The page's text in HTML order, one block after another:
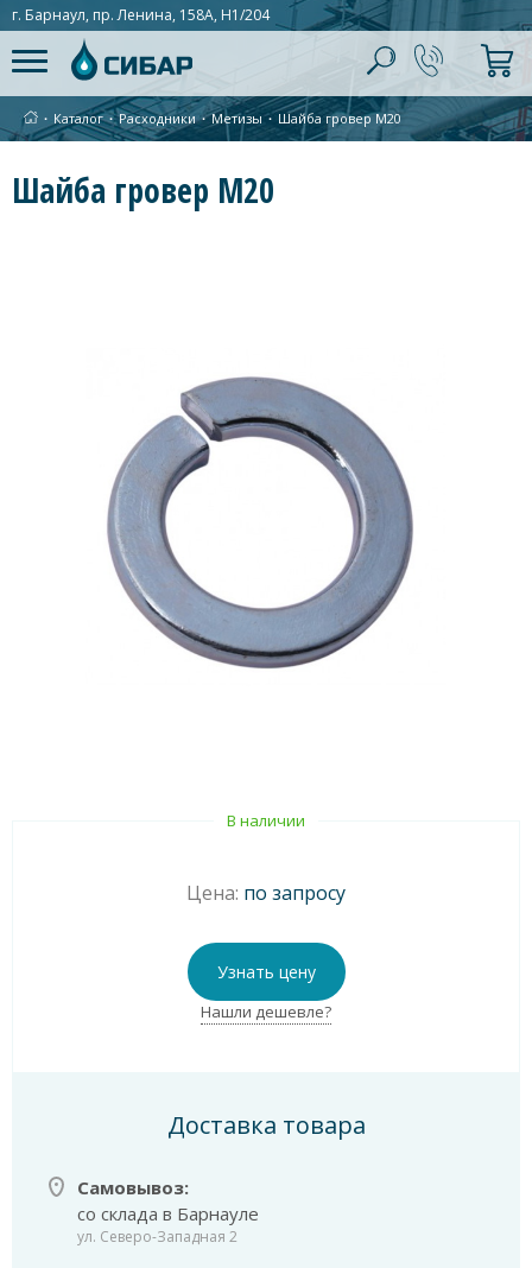
г. Барнаул, пр. Ленина, 158А, Н1/204
∙ Каталог ∙Расходники ∙Метизы ∙ Шайба гровер М20
Шайба гровер М20
В наличии
Цена: по запросу
Узнать цену
Нашли дешевле?
Доставка товара
Самовывоз:
со склада в Барнауле
ул. Северо-Западная 2